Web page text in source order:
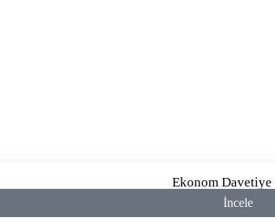
Ekonom Davetiye
İncele